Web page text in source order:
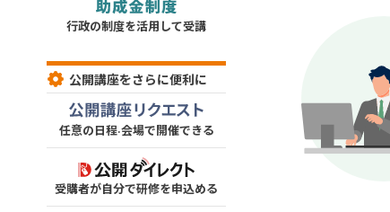
行政の制度を活用して受講
公開講座をさらに便利に
任意の日程·会場で開催できる
受購者が自分で研修を申込める